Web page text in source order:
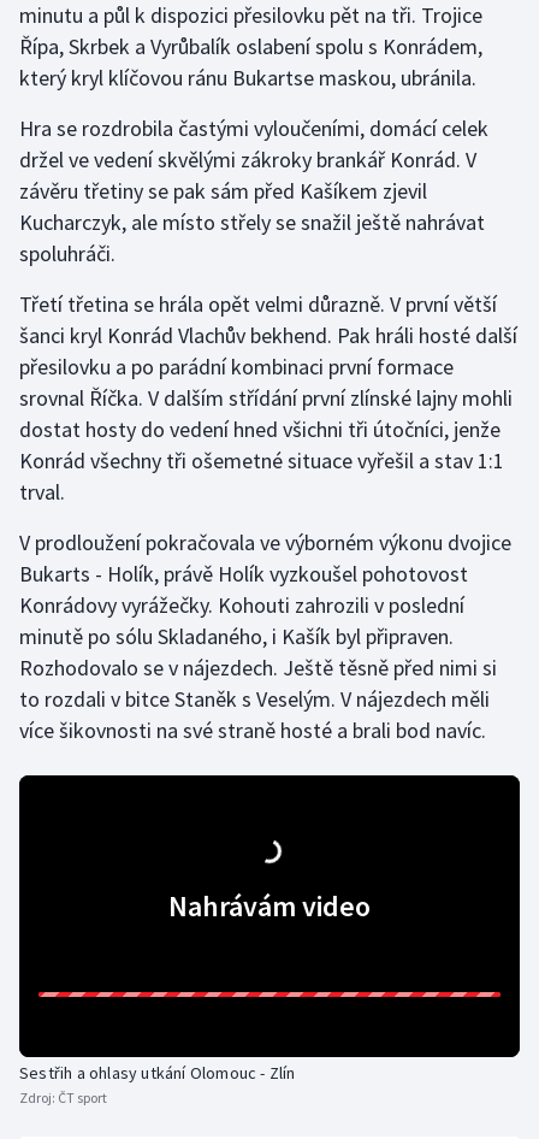
Motorsport
Olympijské hry
Parasport
Plavání
Ragby
Rychlobruslení
Rychlostní kanoistika
Short track
Sportovní střelba
Stolní tenis
Triatlon
Veslování
minutu a půl k dispozici přesilovku pět na tři. Trojice
Řípa, Skrbek a Vyrůbalík oslabení spolu s Konrádem,
který kryl klíčovou ránu Bukartse maskou, ubránila.
Hra se rozdrobila častými vyloučeními, domácí celek
držel ve vedení skvělými zákroky brankář Konrád. V
závěru třetiny se pak sám před Kašíkem zjevil
Kucharczyk, ale místo střely se snažil ještě nahrávat
spoluhráči.
Třetí třetina se hrála opět velmi důrazně. V první větší
šanci kryl Konrád Vlachův bekhend. Pak hráli hosté další
přesilovku a po parádní kombinaci první formace
srovnal Říčka. V dalším střídání první zlínské lajny mohli
dostat hosty do vedení hned všichni tři útočníci, jenže
Konrád všechny tři ošemetné situace vyřešil a stav 1:1
trval.
V prodloužení pokračovala ve výborném výkonu dvojice
Bukarts - Holík, právě Holík vyzkoušel pohotovost
Konrádovy vyrážečky. Kohouti zahrozili v poslední
minutě po sólu Skladaného, i Kašík byl připraven.
Rozhodovalo se v nájezdech. Ještě těsně před nimi si
to rozdali v bitce Staněk s Veselým. V nájezdech měli
více šikovnosti na své straně hosté a brali bod navíc.
Nahrávám video
Sestřih a ohlasy utkání Olomouc - Zlín
Zdroj: ČT sport